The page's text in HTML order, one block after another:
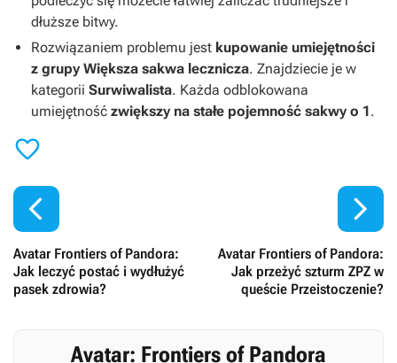
dłuższe bitwy.
Rozwiązaniem problemu jest kupowanie umiejętności
z grupy Większa sakwa lecznicza. Znajdziecie je w
kategorii Surwiwalista. Każda odblokowana
umiejętność zwiększy na stałe pojemność sakwy o 1.


Avatar Frontiers of Pandora:
Jak leczyć postać i wydłużyć
pasek zdrowia?
Avatar Frontiers of Pandora:
Jak przeżyć szturm ZPZ w
queście Przeistoczenie?

Avatar: Frontiers of Pandora